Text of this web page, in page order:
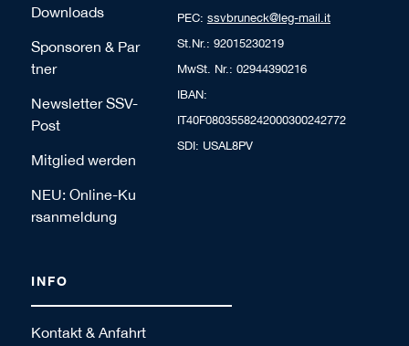
Downloads
Sponsoren & Par
tner
Newsletter SSV-
Post
Mitglied werden
NEU: Online-Ku
rsanmeldung
PEC: ssvbruneck@leg-mail.it
St.Nr.: 92015230219
MwSt. Nr.: 02944390216
IBAN:
IT40F0803558242000300242772
SDI: USAL8PV
INFO
Kontakt & Anfahrt